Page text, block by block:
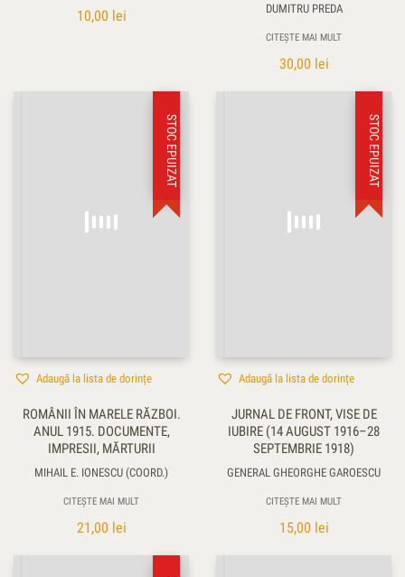
10,00 lei DUMITRU PREDA
CITEȘTE MAI MULT
30,00 lei
STOC EPUIZAT
Adaugă la lista de dorințe
ROMÂNII ÎN MARELE RĂZBOI.
ANUL 1915. DOCUMENTE,
IMPRESII, MĂRTURII
MIHAIL E. IONESCU (COORD.)
CITEȘTE MAI MULT
21,00 lei
STOC EPUIZAT
Adaugă la lista de dorințe
JURNAL DE FRONT, VISE DE
IUBIRE (14 AUGUST 1916–28
SEPTEMBRIE 1918)
GENERAL GHEORGHE GAROESCU
CITEȘTE MAI MULT
15,00 lei